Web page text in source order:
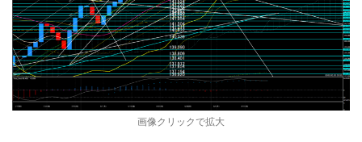
画像クリックで拡大